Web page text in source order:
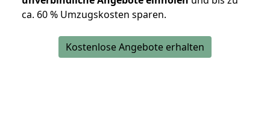
ca. 60 % Umzugskosten sparen.
Kostenlose Angebote erhalten